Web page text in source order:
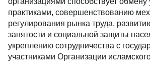
практиками, совершенствованию
регулирования рынка труда,
занятости и социальной защиты
укреплению сотрудничества с
участниками Организации